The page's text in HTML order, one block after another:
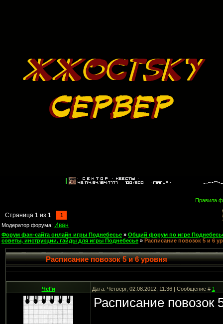
Правила
Страница 1 из 1
1
Модератор форума: Иван
Форум фан-сайта онлайн игры Поднебесье » Общий форум по игре
советы, инструкции, гайды для игры Поднебесье » Расписание повозок 5 и 6
Расписание повозок 5 и 6 уровня
ЧеГи Дата: Четверг, 02.08.2012, 11:36 | Сообщение #1
Расписание повозок